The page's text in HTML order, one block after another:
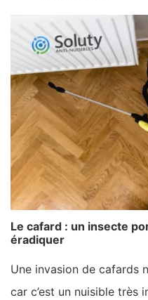
Le cafard : un insecte
éradiquer
Une invasion de cafards
car c’est un nuisible très